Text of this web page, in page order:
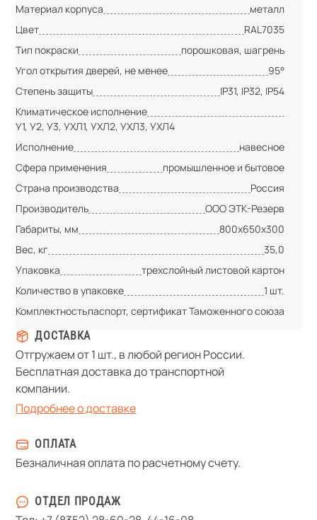
Материал корпуса
металл
Цвет
RAL7035
Тип покраски
порошковая, шагрень
Угол открытия дверей, не менее
95°
Степень защиты
IP31, IP32, IP54
Климатическое исполнение
У1, У2, У3, УХЛ1, УХЛ2, УХЛ3, УХЛ4
Исполнение
навесное
Сфера применения
промышленное и бытовое
Страна производства
Россия
Производитель
ООО ЭТК-Резерв
Габариты, мм
800х650х300
Вес, кг
35,0
Упаковка
трехслойный листовой картон
Количество в упаковке
1 шт.
Комплектностьпаспорт, сертификат Таможенного союза
ДОСТАВКА
Отгружаем от 1 шт., в любой регион России.
Бесплатная доставка до транспортной
компании.
Подробнее о доставке
ОПЛАТА
Безналичная оплата по расчетному счету.
ОТДЕЛ ПРОДАЖ